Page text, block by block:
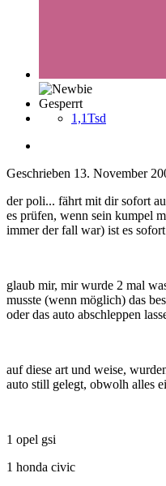
Gesperrt
1,1Tsd
Geschrieben 13. November
der poli... fährt mit dir sofort
es prüfen, wenn sein kumpel
immer der fall war) ist es sofort
glaub mir, mir wurde 2 mal
musste (wenn möglich) das
oder das auto abschleppen
auf diese art und weise,
auto still gelegt, obwolh alles
1 opel gsi
1 honda civic